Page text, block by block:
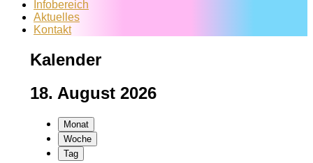
Infobereich
Aktuelles
Kontakt
Kalender
18. August 2026
Monat
Woche
Tag